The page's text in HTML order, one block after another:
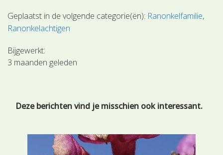
Geplaatst in de volgende categorie(ën): Ranonkelfamilie
Ranonkelachtigen
Bijgewerkt:
3 maanden geleden
Deze berichten vind je misschien ook interessant.